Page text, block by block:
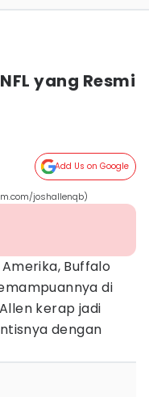
yang Resmi
Add Us on Google
joshallenqb)
Buffalo
di
kerap jadi
dengan